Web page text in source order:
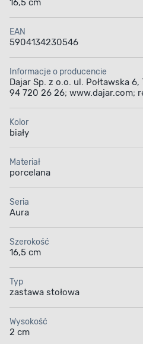
16,5 cm
EAN
5904134230546
Informacje o producencie
Dajar Sp. z o.o. ul. Połtawska
94 720 26 26; www.dajar.com;
Kolor
biały
Materiał
porcelana
Seria
Aura
Szerokość
16,5 cm
Typ
zastawa stołowa
Wysokość
2 cm